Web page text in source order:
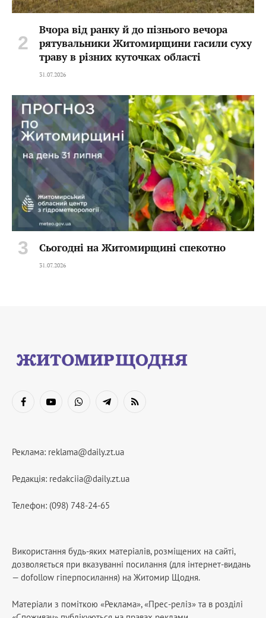
Вчора від ранку й до пізнього вечора
рятувальники Житомирщини гасили суху
траву в різних куточках області
31.07.2026
Сьогодні на Житомирщині спекотно
31.07.2026
FacebookYouTubeWhatsAppTelegramRSS
Реклама: reklama@daily.zt.ua
Редакція: redakciia@daily.zt.ua
Телефон: (098) 748-24-65
Використання будь-яких матеріалів, розміщених на сайті,
дозволяється при вказуванні посилання (для інтернет-видань
— dofollow гіперпосилання) на Житомир Щодня.
Матеріали з поміткою «Реклама», «Прес-реліз» та в розділі